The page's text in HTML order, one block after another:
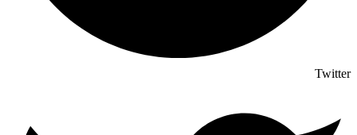
Twitter